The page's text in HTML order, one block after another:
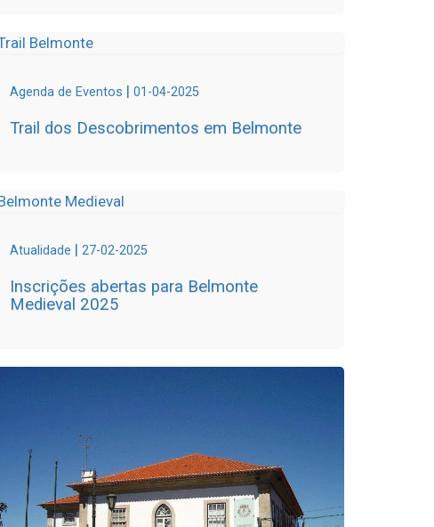
Agenda de Eventos | 01-04-2025
Trail dos Descobrimentos em Belmonte
Atualidade | 27-02-2025
Inscrições abertas para Belmonte
Medieval 2025